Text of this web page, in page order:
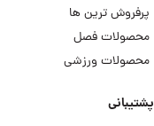
پرفروش ترین ها
محصولات فصل
محصولات ورزشی
پشتیبانی